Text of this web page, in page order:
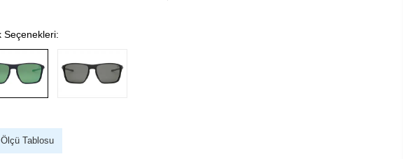
Seçenekleri:
Ölçü Tablosu